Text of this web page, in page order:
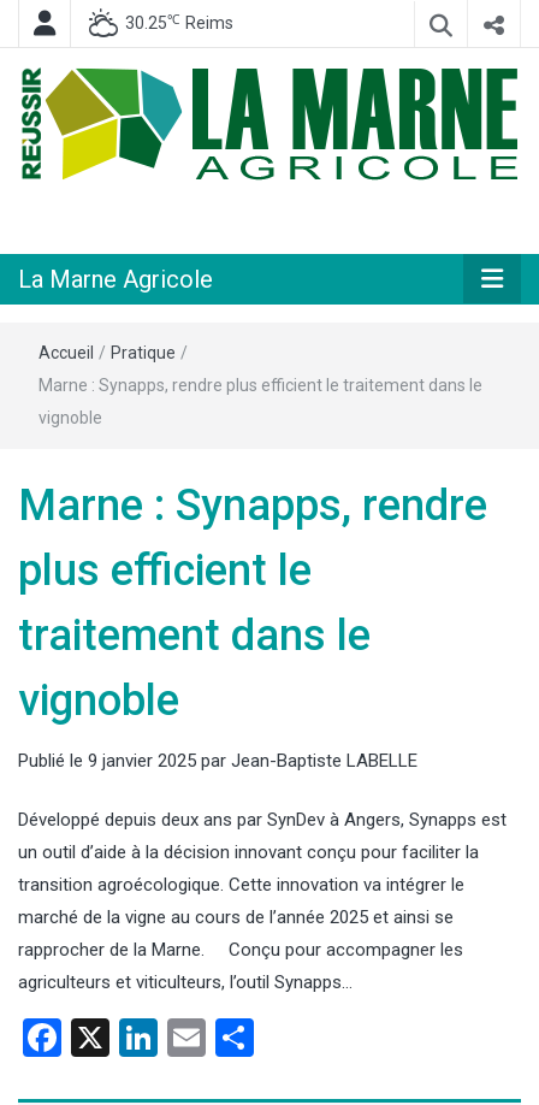
30.25℃ Reims
Agricole
La Marne Agricole
Accueil / Pratique /
Marne : Synapps, rendre plus efficient le traitement dans le
vignoble
Marne : Synapps, rendre
plus efficient le
traitement dans le
vignoble
Publié le 9 janvier 2025 par Jean-Baptiste LABELLE
Développé depuis deux ans par SynDev à Angers, Synapps est
un outil d’aide à la décision innovant conçu pour faciliter la
transition agroécologique. Cette innovation va intégrer le
marché de la vigne au cours de l’année 2025 et ainsi se
rapprocher de la Marne. Conçu pour accompagner les
agriculteurs et viticulteurs, l’outil Synapps…
Facebook
X LinkedIn
Email